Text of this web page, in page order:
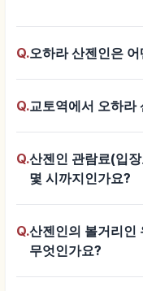
Q.오하라 산젠인은
Q.교토역에서 오하라
Q.산젠인 관람료(입
몇 시까지인가요?
Q.산젠인의 볼거리인
무엇인가요?